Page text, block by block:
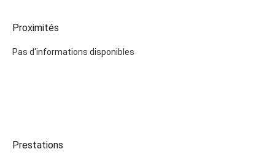
Proximités
Pas d'informations disponibles
Prestations